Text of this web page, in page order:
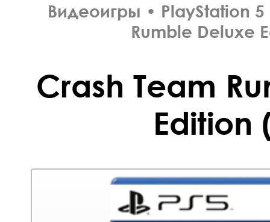
Видеоигры • PlayStation 5
Rumble Deluxe
Crash Team
Edition